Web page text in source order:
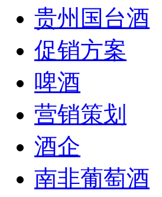
贵州国台酒
促销方案
啤酒
营销策划
酒企
南非葡萄酒